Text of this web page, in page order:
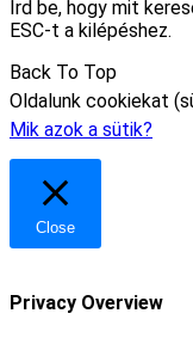
Írd be, hogy mit
ESC-t a kilépéshez.
Back To Top
Oldalunk cookiekat
Mik azok a sütik?
Close
Privacy Overview